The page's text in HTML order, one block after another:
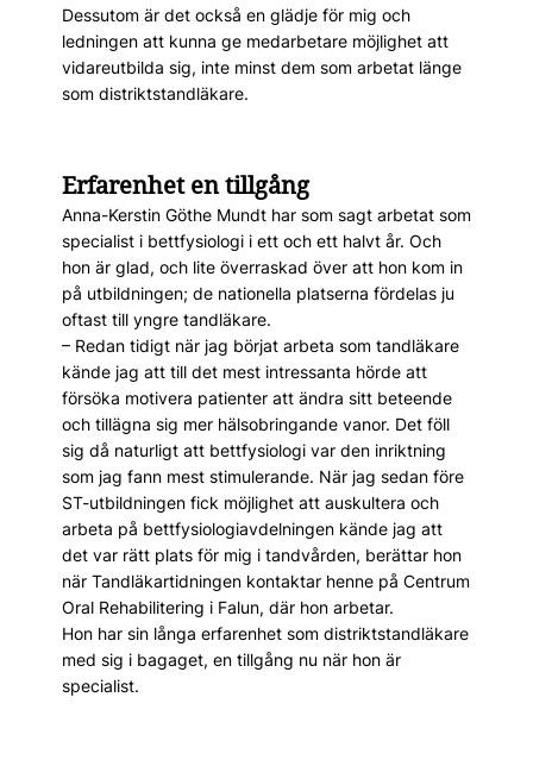
Dessutom är det också en glädje för mig och
ledningen att kunna ge medarbetare möjlighet att
vidareutbilda sig, inte minst dem som arbetat länge
som distriktstandläkare.
Erfarenhet en tillgång
Anna-Kerstin Göthe Mundt har som sagt arbetat som
specialist i bettfysiologi i ett och ett halvt år. Och
hon är glad, och lite överraskad över att hon kom in
på utbildningen; de nationella platserna fördelas ju
oftast till yngre tandläkare.
– Redan tidigt när jag börjat arbeta som tandläkare
kände jag att till det mest intressanta hörde att
försöka motivera patienter att ändra sitt beteende
och tillägna sig mer hälsobringande vanor. Det föll
sig då naturligt att bettfysiologi var den inriktning
som jag fann mest stimulerande. När jag sedan före
ST-utbildningen fick möjlighet att auskultera och
arbeta på bettfysiologiavdelningen kände jag att
det var rätt plats för mig i tandvården, berättar hon
när Tandläkartidningen kontaktar henne på Centrum
Oral Rehabilitering i Falun, där hon arbetar.
Hon har sin långa erfarenhet som distriktstandläkare
med sig i bagaget, en tillgång nu när hon är
specialist.